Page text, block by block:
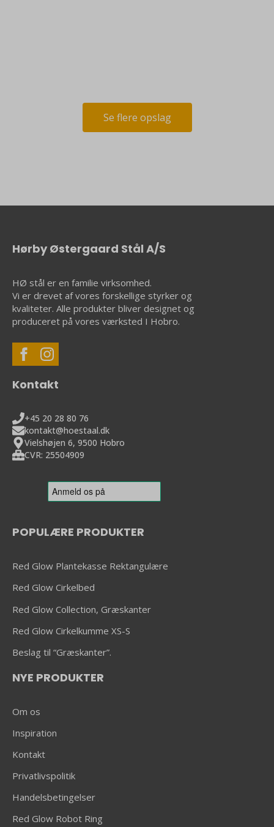
Se flere opslag
Hørby Østergaard Stål A/S
HØ stål er en familie virksomhed.
Vi er drevet af vores forskellige styrker og
kvaliteter. Alle produkter bliver designet og
produceret på vores værksted I Hobro.
Kontakt
+45 20 28 80 76
kontakt@hoestaal.dk
Vielshøjen 6, 9500 Hobro
CVR: 25504909
POPULÆRE PRODUKTER
Red Glow Plantekasse Rektangulære
Red Glow Cirkelbed
Red Glow Collection, Græskanter
Red Glow Cirkelkumme XS-S
Beslag til “Græskanter”.
NYE PRODUKTER
Om os
Inspiration
Kontakt
Privatlivspolitik
Handelsbetingelser
Red Glow Robot Ring